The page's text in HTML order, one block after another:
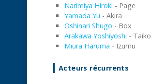
Narimiya Hiroki - Page
Yamada Yu - Akira
Oshinari Shugo - Box
Arakawa Yoshiyoshi - Taiko
Miura Haruma - Izumu
Acteurs récurrents